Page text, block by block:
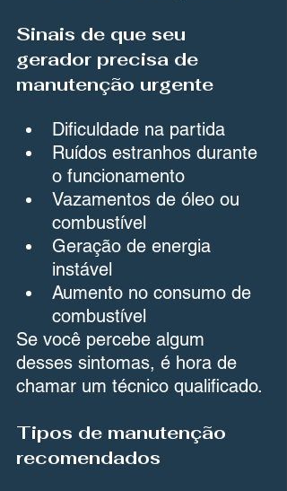
Sinais de que seu
gerador precisa de
manutenção urgente
Dificuldade na partida
Ruídos estranhos durante
o funcionamento
Vazamentos de óleo ou
combustível
Geração de energia
instável
Aumento no consumo de
combustível
Se você percebe algum
desses sintomas, é hora de
chamar um técnico qualificado.
Tipos de manutenção
recomendados